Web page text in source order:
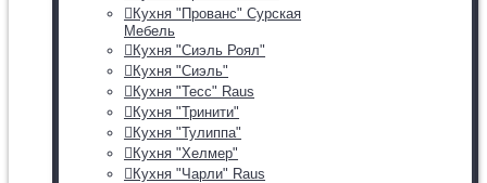
Кухня "Прованс" Сурская
Мебель
Кухня "Сиэль Роял"
Кухня "Сиэль"
Кухня "Тесс" Raus
Кухня "Тринити"
Кухня "Тулиппа"
Кухня "Хелмер"
Кухня "Чарли" Raus